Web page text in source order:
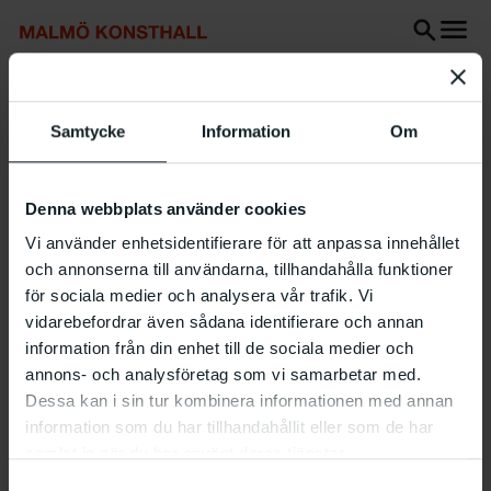
Samtycke Information Om
Denna webbplats använder cookies
Vi använder enhetsidentifierare för att anpassa innehållet
och annonserna till användarna, tillhandahålla funktioner
för sociala medier och analysera vår trafik. Vi
vidarebefordrar även sådana identifierare och annan
information från din enhet till de sociala medier och
annons- och analysföretag som vi samarbetar med.
Dessa kan i sin tur kombinera informationen med annan
information som du har tillhandahållit eller som de har
innehåll
Sök
Tillgänglighetsredogörelse
Sök
Rita
Ackermann_intervjufilm
10.8 2026-10.8 2026
https://youtu.be/oRGb2ZyaX4Y
RITA ACKERMANN – The Aesthetic of Disappearance